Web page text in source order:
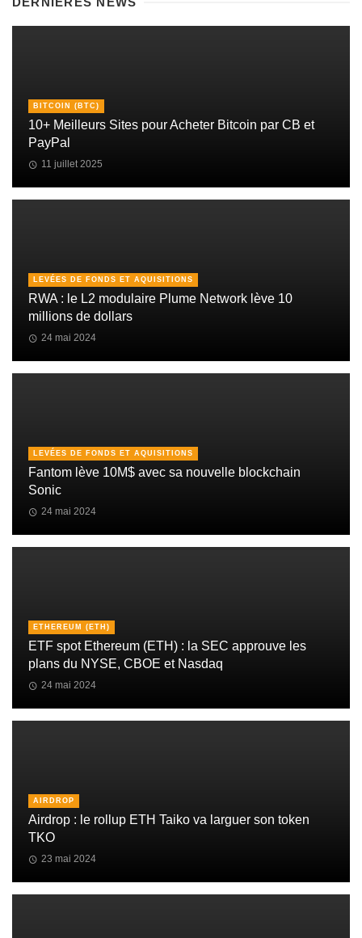
BITCOIN (BTC)
10+ Meilleurs Sites pour Acheter Bitcoin par CB et
PayPal
11 juillet 2025
LEVÉES DE FONDS ET AQUISITIONS
RWA : le L2 modulaire Plume Network lève 10
millions de dollars
24 mai 2024
LEVÉES DE FONDS ET AQUISITIONS
Fantom lève 10M$ avec sa nouvelle blockchain
Sonic
24 mai 2024
ETHEREUM (ETH)
ETF spot Ethereum (ETH) : la SEC approuve les
plans du NYSE, CBOE et Nasdaq
24 mai 2024
AIRDROP
Airdrop : le rollup ETH Taiko va larguer son token
TKO
23 mai 2024